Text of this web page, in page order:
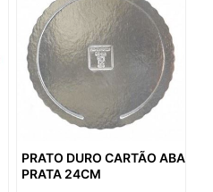
PRATO DURO CARTÃO ABA
PRATA 24CM